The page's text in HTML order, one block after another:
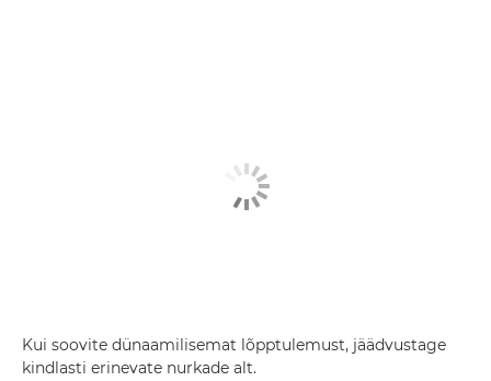
Kui soovite dünaamilisemat lõpptulemust, jäädvustage
kindlasti erinevate nurkade alt.